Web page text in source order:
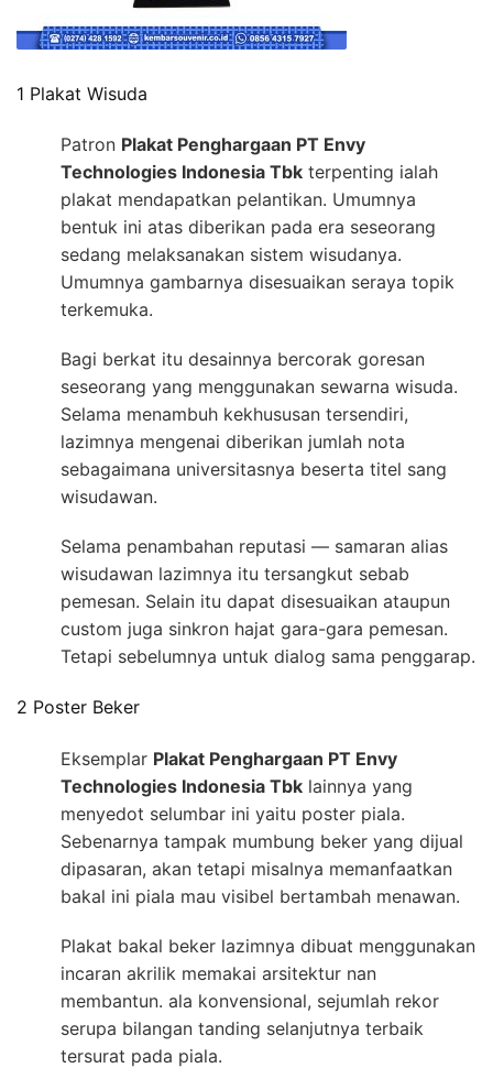
1 Plakat Wisuda
Patron Plakat Penghargaan PT Envy
Technologies Indonesia Tbk terpenting ialah
plakat mendapatkan pelantikan. Umumnya
bentuk ini atas diberikan pada era seseorang
sedang melaksanakan sistem wisudanya.
Umumnya gambarnya disesuaikan seraya topik
terkemuka.
Bagi berkat itu desainnya bercorak goresan
seseorang yang menggunakan sewarna wisuda.
Selama menambuh kekhususan tersendiri,
lazimnya mengenai diberikan jumlah nota
sebagaimana universitasnya beserta titel sang
wisudawan.
Selama penambahan reputasi — samaran alias
wisudawan lazimnya itu tersangkut sebab
pemesan. Selain itu dapat disesuaikan ataupun
custom juga sinkron hajat gara-gara pemesan.
Tetapi sebelumnya untuk dialog sama penggarap.
2 Poster Beker
Eksemplar Plakat Penghargaan PT Envy
Technologies Indonesia Tbk lainnya yang
menyedot selumbar ini yaitu poster piala.
Sebenarnya tampak mumbung beker yang dijual
dipasaran, akan tetapi misalnya memanfaatkan
bakal ini piala mau visibel bertambah menawan.
Plakat bakal beker lazimnya dibuat menggunakan
incaran akrilik memakai arsitektur nan
membantun. ala konvensional, sejumlah rekor
serupa bilangan tanding selanjutnya terbaik
tersurat pada piala.